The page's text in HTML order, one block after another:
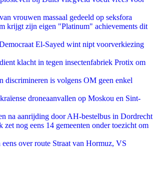
vrouwen massaal gedeeld op seksfora
krijgt zijn eigen "Platinum" achievements dit
El-Sayed wint nipt voorverkiezing
klacht in tegen insectenfabriek Protix om
discrimineren is volgens OM geen enkel
droneaanvallen op Moskou en Sint-
na aanrijding door AH-bestelbus in Dordrecht
zet nog eens 14 gemeenten onder toezicht om
over route Straat van Hormuz, VS